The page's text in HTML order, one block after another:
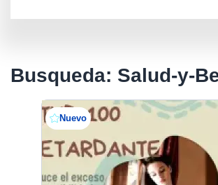
Busqueda: Salud-y-
Nuevo